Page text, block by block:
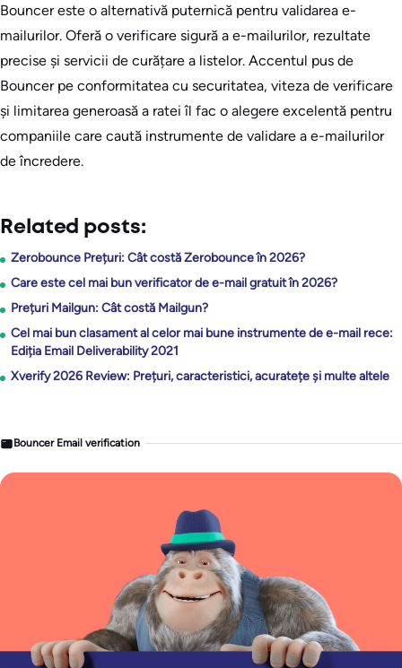
Bouncer este o alternativă puternică pentru validarea e-
mailurilor. Oferă o verificare sigură a e-mailurilor, rezultate
precise și servicii de curățare a listelor. Accentul pus de
Bouncer pe conformitatea cu securitatea, viteza de verificare
și limitarea generoasă a ratei îl fac o alegere excelentă pentru
companiile care caută instrumente de validare a e-mailurilor
de încredere.
Related posts:
Zerobounce Prețuri: Cât costă Zerobounce în 2026?
Care este cel mai bun verificator de e-mail gratuit în 2026?
Prețuri Mailgun: Cât costă Mailgun?
Cel mai bun clasament al celor mai bune instrumente de e-mail rece:
Ediția Email Deliverability 2021
Xverify 2026 Review: Prețuri, caracteristici, acuratețe și multe altele
Bouncer Email verification